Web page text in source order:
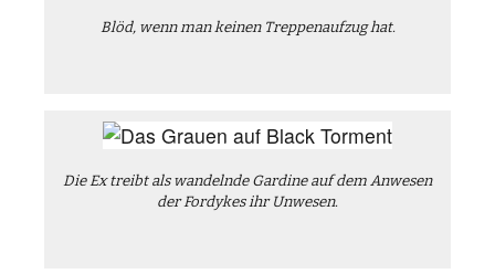
Blöd, wenn man keinen Treppenaufzug hat.
Die Ex treibt als wandelnde Gardine auf dem Anwesen
der Fordykes ihr Unwesen.